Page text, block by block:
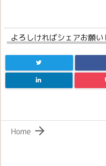
よろしければシェアお願い

Home